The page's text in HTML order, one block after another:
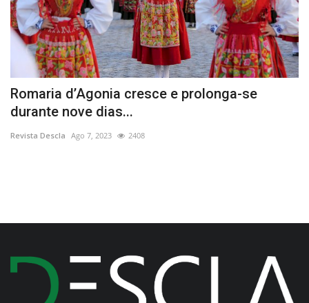
Romaria d’Agonia cresce e prolonga-se
durante nove dias...
Revista Descla Ago 7, 2023 2408